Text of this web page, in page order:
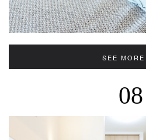
SEE MORE
08